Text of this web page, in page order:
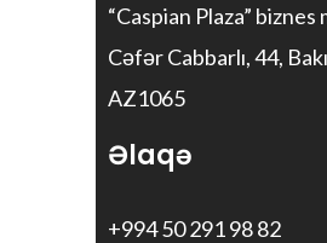
“Caspian Plaza” biznes
Cəfər Cabbarlı, 44,
AZ1065
Əlaqə
+994 50 291 98 82